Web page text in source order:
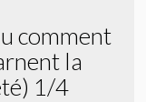
comment
la
1/4